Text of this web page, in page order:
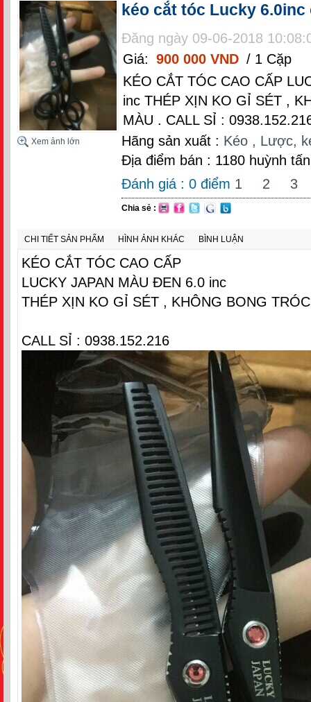
Xem ảnh lớn
kéo cắt tóc Lucky 6.0inc
Đăng ngày 09-06-2018
Giá: 900 000 VND / 1 Cặp
KÉO CẮT TÓC CAO CẤP
inc THÉP XỊN KO GỈ SÉT ,
MÀU . CALL SỈ :
Hãng sản xuất : Kéo , Lược,
Địa điểm bán : 1180 huỳnh
Đánh giá : 0 điểm 1 2 3
Chia sẻ :
CHI TIẾT SẢN PHẨM HÌNH ẢNH KHÁC BÌNH LUẬN
KÉO CẮT TÓC CAO CẤP
LUCKY JAPAN MÀU ĐEN 6.0 inc
THÉP XỊN KO GỈ SÉT , KHÔNG BONG
CALL SỈ : 0938.152.216